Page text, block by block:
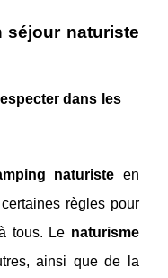
séjour naturiste
dans les
naturiste en
règles pour
tous. Le naturisme
ainsi que de la